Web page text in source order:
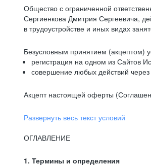
Общество с ограниченной
Сергиенкова Дмитрия Сергеевича,
в трудоустройстве и иных видах
Безусловным принятием (акцептом)
регистрация на одном из Сайтов
совершение любых действий
Акцепт настоящей оферты
Развернуть весь текст условий
ОГЛАВЛЕНИЕ
1. Термины и определения